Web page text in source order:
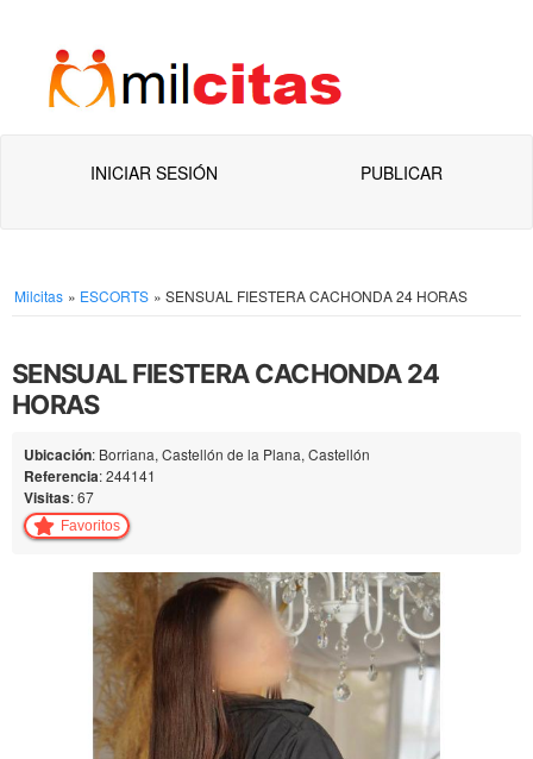
INICIAR SESIÓN PUBLICAR
Milcitas » ESCORTS » SENSUAL FIESTERA CACHONDA 24 HORAS
SENSUAL FIESTERA CACHONDA 24
HORAS
Ubicación: Borriana, Castellón de la Plana, Castellón
Referencia: 244141
Visitas: 67
Favoritos